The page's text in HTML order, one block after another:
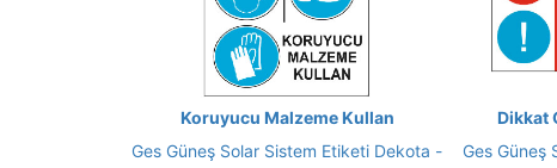
Koruyucu Malzeme Kullan
Ges Güneş Solar Sistem Etiketi Dekota -
Dikkat
Ges Güneş